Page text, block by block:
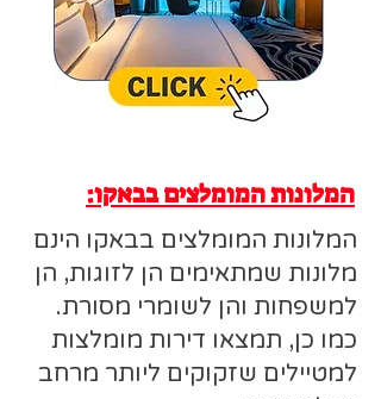
המלונות המומלצים בבאקו:
המלונות המומלצים בבאקו הינם
מלונות שמתאימים הן לזוגות, הן
למשפחות והן לשומרי מסורת.
כמו כן, תמצאו דירות מומלצות
למטיילים שזקוקים ליותר מרחב